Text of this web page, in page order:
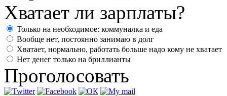
Хватает ли зарплаты?
Только на необходимое: коммуналка и еда
Вообще нет, постоянно занимаю в долг
Хватает, нормально, работать больше надо кому не хватает
Нет денег только на бриллианты
Проголосовать